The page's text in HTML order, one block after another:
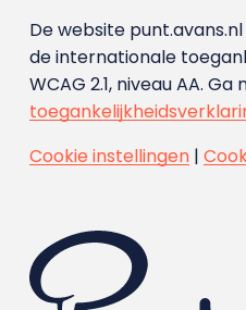
De website
de internationale
WCAG 2.1, niveau AA. Ga
Cookie instellingen|